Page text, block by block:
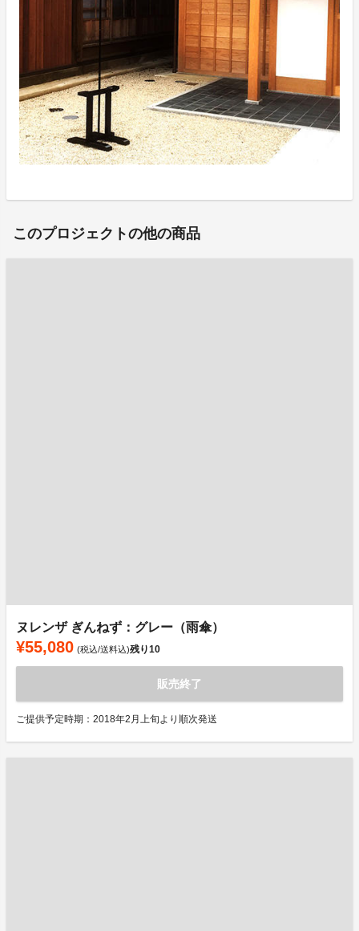
このプロジェクトの他の商品
ヌレンザ ぎんねず：グレー（雨傘）
¥55,080 (税込/送料込)残り10
販売終了
ご提供予定時期：2018年2月上旬より順次発送